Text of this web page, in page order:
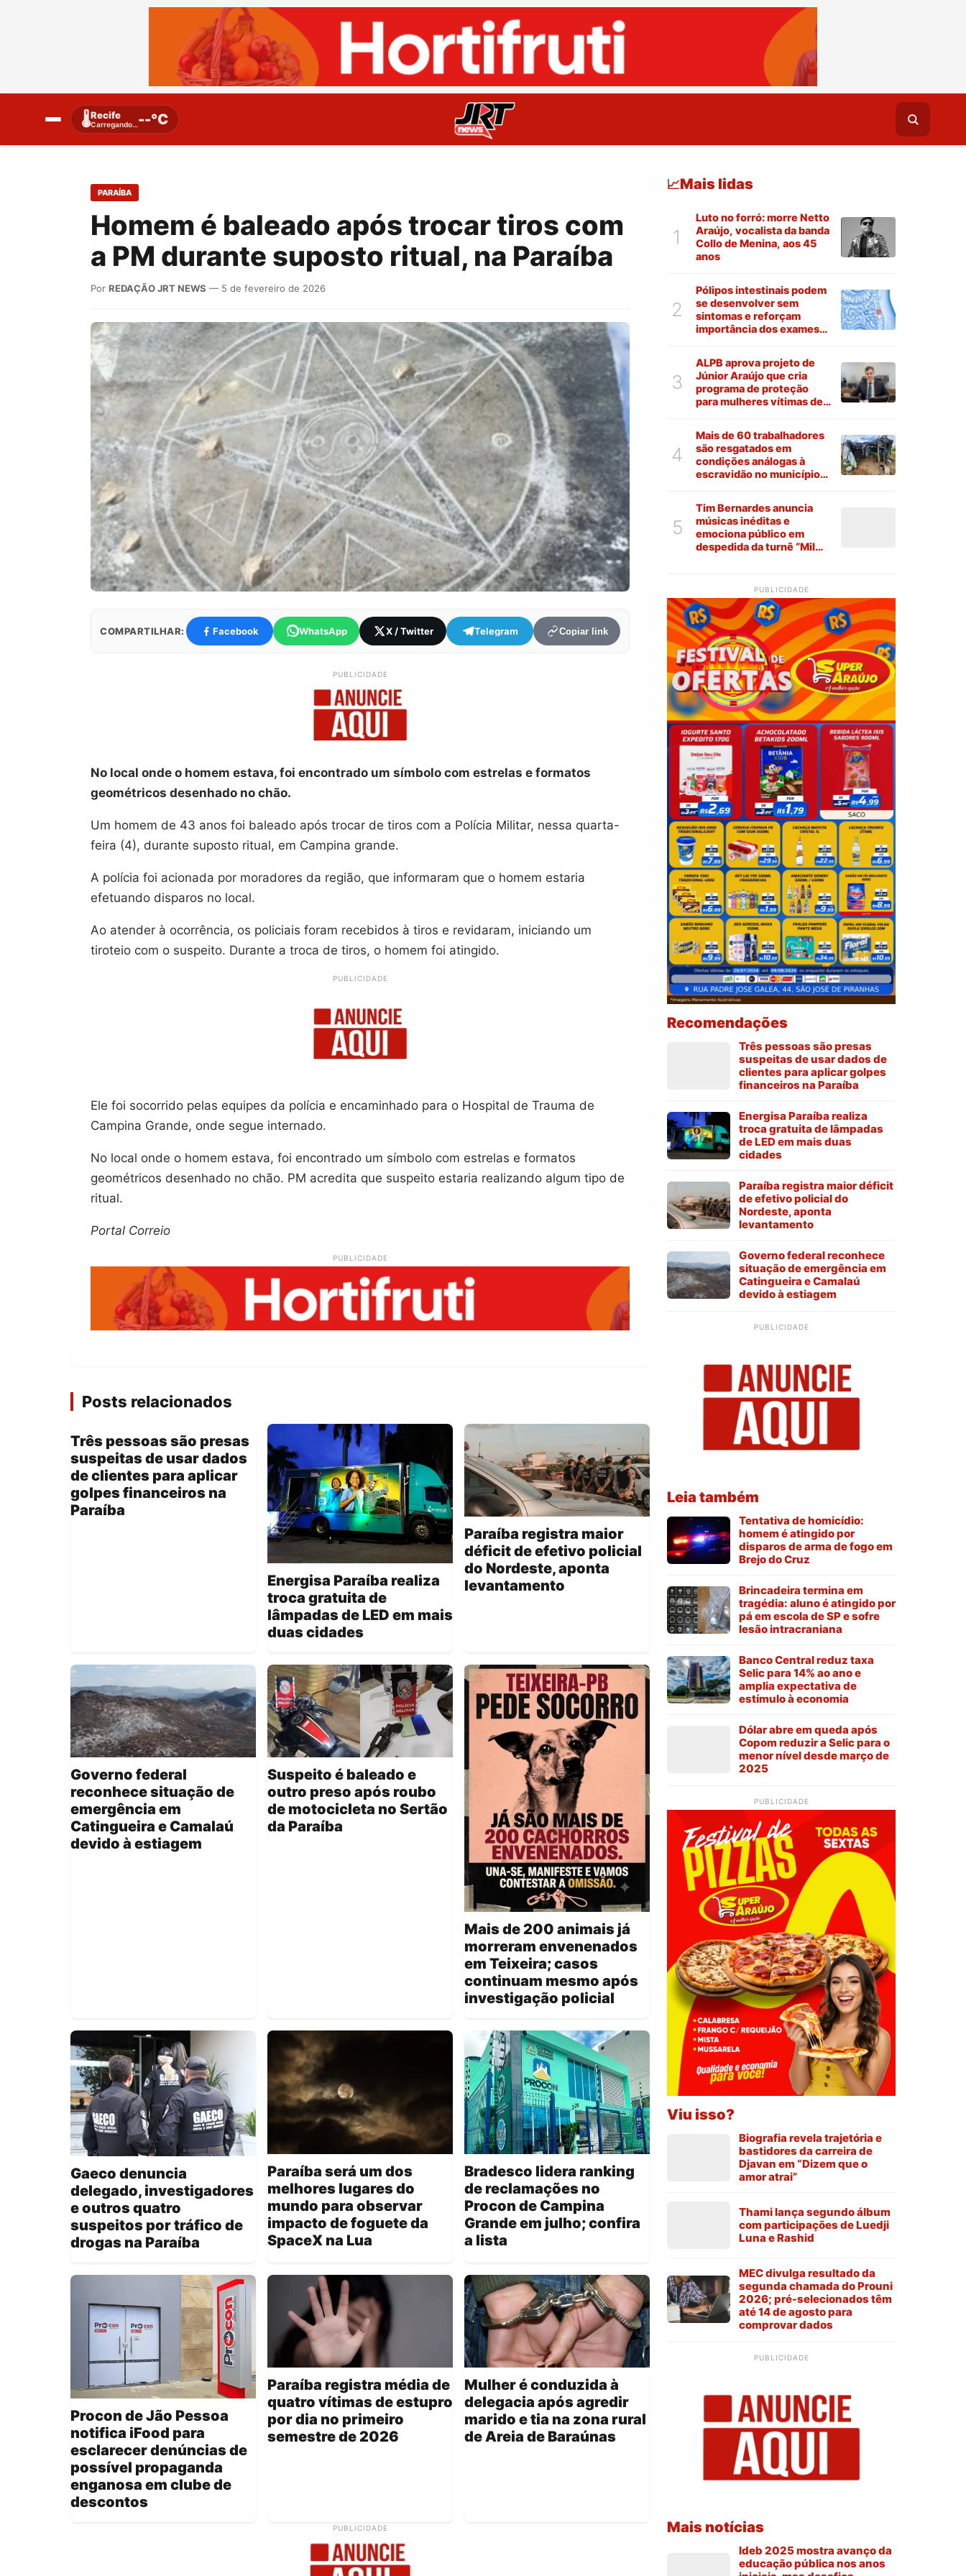
🌡️Recife
Carregando…--°C
PARAÍBA
Homem é baleado após trocar tiros com
a PM durante suposto ritual, na Paraíba
Por REDAÇÃO JRT NEWS — 5 de fevereiro de 2026
COMPARTILHAR: Facebook WhatsApp X / Twitter Telegram Copiar link
PUBLICIDADE
No local onde o homem estava, foi encontrado um símbolo com estrelas e formatos
geométricos desenhado no chão.
Um homem de 43 anos foi baleado após trocar de tiros com a Polícia Militar, nessa quarta-
feira (4), durante suposto ritual, em Campina grande.
A polícia foi acionada por moradores da região, que informaram que o homem estaria
efetuando disparos no local.
Ao atender à ocorrência, os policiais foram recebidos à tiros e revidaram, iniciando um
tiroteio com o suspeito. Durante a troca de tiros, o homem foi atingido.
PUBLICIDADE
Ele foi socorrido pelas equipes da polícia e encaminhado para o Hospital de Trauma de
Campina Grande, onde segue internado.
No local onde o homem estava, foi encontrado um símbolo com estrelas e formatos
geométricos desenhado no chão. PM acredita que suspeito estaria realizando algum tipo de
ritual.
Portal Correio
PUBLICIDADE
Posts relacionados
Três pessoas são presas
suspeitas de usar dados
de clientes para aplicar
golpes financeiros na
Paraíba
Energisa Paraíba realiza
troca gratuita de
lâmpadas de LED em mais
duas cidades
Paraíba registra maior
déficit de efetivo policial
do Nordeste, aponta
levantamento
Governo federal
reconhece situação de
emergência em
Catingueira e Camalaú
devido à estiagem
Suspeito é baleado e
outro preso após roubo
de motocicleta no Sertão
da Paraíba
Mais de 200 animais já
morreram envenenados
em Teixeira; casos
continuam mesmo após
investigação policial
Gaeco denuncia
delegado, investigadores
e outros quatro
suspeitos por tráfico de
drogas na Paraíba
Paraíba será um dos
melhores lugares do
mundo para observar
impacto de foguete da
SpaceX na Lua
Bradesco lidera ranking
de reclamações no
Procon de Campina
Grande em julho; confira
a lista
Procon de Jão Pessoa
notifica iFood para
esclarecer denúncias de
possível propaganda
enganosa em clube de
descontos
Paraíba registra média de
quatro vítimas de estupro
por dia no primeiro
semestre de 2026
Mulher é conduzida à
delegacia após agredir
marido e tia na zona rural
de Areia de Baraúnas
PUBLICIDADE
📈Mais lidas
1
Luto no forró: morre Netto
Araújo, vocalista da banda
Collo de Menina, aos 45
anos
2
Pólipos intestinais podem
se desenvolver sem
sintomas e reforçam
importância dos exames
3
ALPB aprova projeto de
Júnior Araújo que cria
programa de proteção
para mulheres vítimas de
4
Mais de 60 trabalhadores
são resgatados em
condições análogas à
escravidão no município
5
Tim Bernardes anuncia
músicas inéditas e
emociona público em
despedida da turnê “Mil
PUBLICIDADE
Recomendações
Três pessoas são presas
suspeitas de usar dados de
clientes para aplicar golpes
financeiros na Paraíba
Energisa Paraíba realiza
troca gratuita de lâmpadas
de LED em mais duas
cidades
Paraíba registra maior déficit
de efetivo policial do
Nordeste, aponta
levantamento
Governo federal reconhece
situação de emergência em
Catingueira e Camalaú
devido à estiagem
PUBLICIDADE
Leia também
Tentativa de homicídio:
homem é atingido por
disparos de arma de fogo em
Brejo do Cruz
Brincadeira termina em
tragédia: aluno é atingido por
pá em escola de SP e sofre
lesão intracraniana
Banco Central reduz taxa
Selic para 14% ao ano e
amplia expectativa de
estímulo à economia
Dólar abre em queda após
Copom reduzir a Selic para o
menor nível desde março de
2025
PUBLICIDADE
Viu isso?
Biografia revela trajetória e
bastidores da carreira de
Djavan em “Dizem que o
amor atrai”
Thami lança segundo álbum
com participações de Luedji
Luna e Rashid
MEC divulga resultado da
segunda chamada do Prouni
2026; pré-selecionados têm
até 14 de agosto para
comprovar dados
PUBLICIDADE
Mais notícias
Ideb 2025 mostra avanço da
educação pública nos anos